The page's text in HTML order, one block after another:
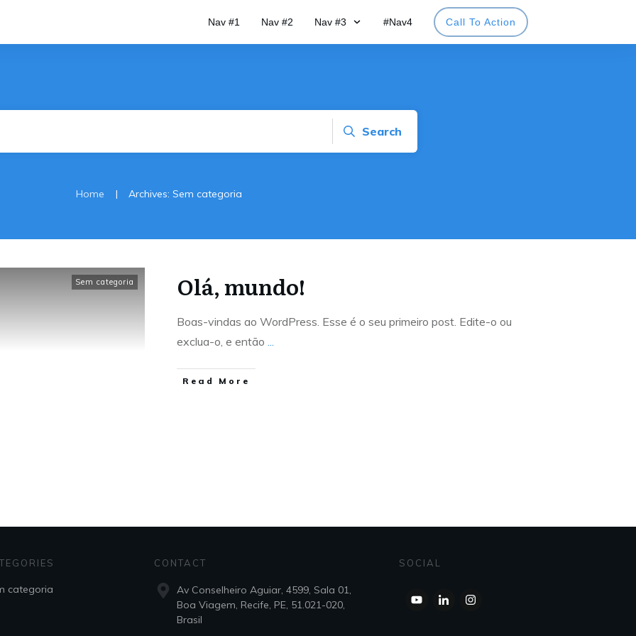
Nav #1 Nav #2 Nav #3 #Nav4 Call To Action
Search
Home | Archives: Sem categoria
Sem categoria Olá, mundo!
Boas-vindas ao WordPress. Esse é o seu primeiro post. Edite-o ou
exclua-o, e então ...
Read More
categoria
CONTACT
Av Conselheiro Aguiar, 4599, Sala 01,
Boa Viagem, Recife, PE, 51.021-020,
Brasil
SOCIAL